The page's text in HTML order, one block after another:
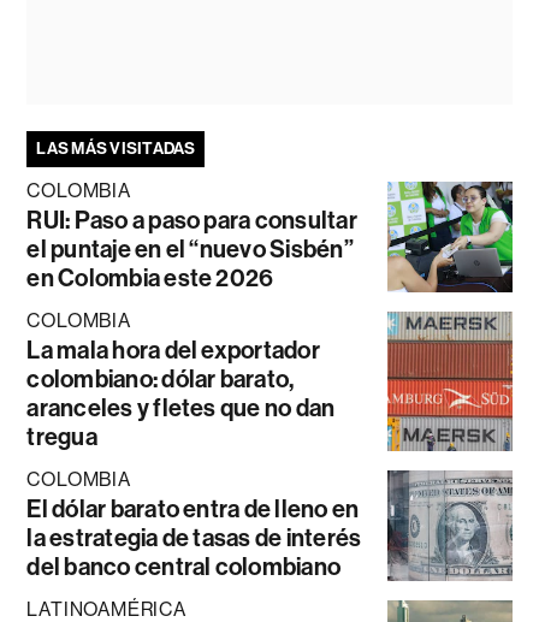
LAS MÁS VISITADAS
COLOMBIA
RUI: Paso a paso para consultar
el puntaje en el “nuevo Sisbén”
en Colombia este 2026
COLOMBIA
La mala hora del exportador
colombiano: dólar barato,
aranceles y fletes que no dan
tregua
COLOMBIA
El dólar barato entra de lleno en
la estrategia de tasas de interés
del banco central colombiano
LATINOAMÉRICA